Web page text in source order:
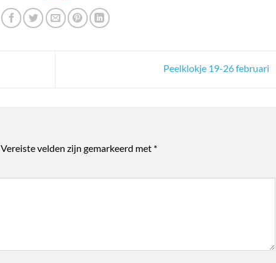
Peelklokje 19-26 februari
Vereiste velden zijn gemarkeerd met *